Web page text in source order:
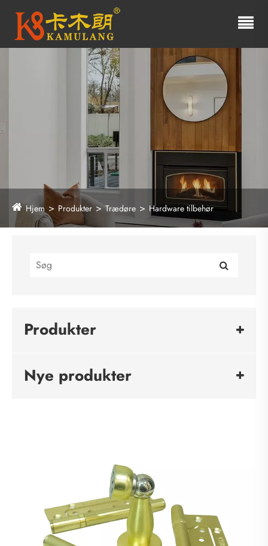
Hjem Produkter Trædøre Hardware tilbehør
Produkter
Nye produkter